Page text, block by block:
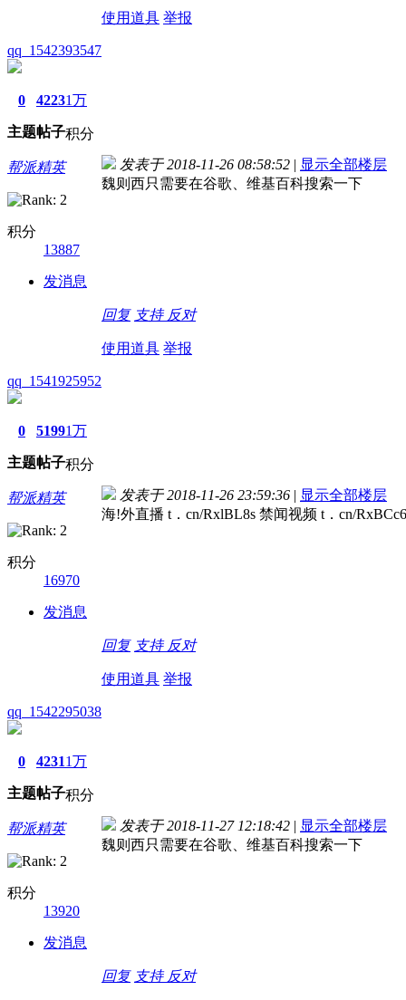
使用道具 举报
qq_1542393547
0
主题
4223
帖子
1万
积分
帮派精英
积分
13887
发消息
发表于 2018-11-26 08:58:52 | 显示全部楼层
魏则西只需要在谷歌、维基百科搜索一下
回复 支持 反对
使用道具 举报
qq_1541925952
0
主题
5199
帖子
1万
积分
帮派精英
积分
16970
发消息
发表于 2018-11-26 23:59:36 | 显示全部楼层
海!外直播 t．cn/RxlBL8s 禁闻视频 t．cn/
回复 支持 反对
使用道具 举报
qq_1542295038
0
主题
4231
帖子
1万
积分
帮派精英
积分
13920
发消息
发表于 2018-11-27 12:18:42 | 显示全部楼层
魏则西只需要在谷歌、维基百科搜索一下
回复 支持 反对